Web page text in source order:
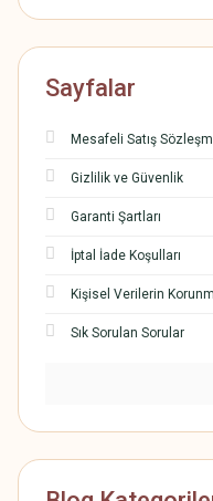
Sayfalar
Mesafeli Satış
Gizlilik ve Güvenlik
Garanti Şartları
İptal İade Koşulları
Kişisel Verilerin
Sık Sorulan Sorular